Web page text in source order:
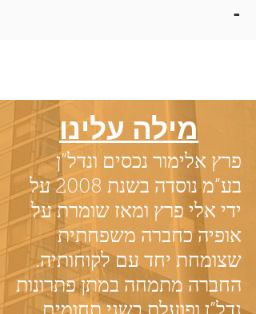
-
מילה עלינו
פרץ אלימור נכסים ונדל”ן
בע”מ נוסדה בשנת 2008 על
ידי אלי פרץ ומאז שומרת על
אופיה כחברה משפחתית
שצומחת יחד עם לקוחותיה.
החברה מתמחה במתן פתרונות